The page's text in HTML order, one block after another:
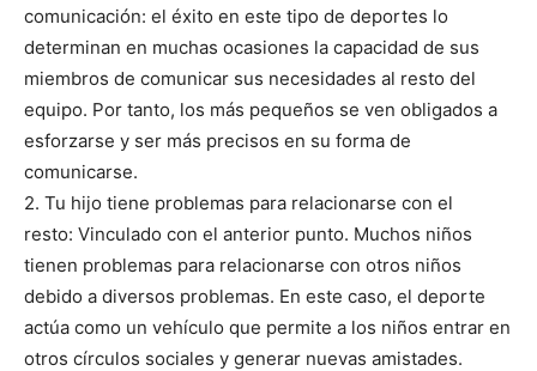
comunicación: el éxito en este tipo de deportes lo
determinan en muchas ocasiones la capacidad de sus
miembros de comunicar sus necesidades al resto del
equipo. Por tanto, los más pequeños se ven obligados a
esforzarse y ser más precisos en su forma de
comunicarse.
2. Tu hijo tiene problemas para relacionarse con el
resto: Vinculado con el anterior punto. Muchos niños
tienen problemas para relacionarse con otros niños
debido a diversos problemas. En este caso, el deporte
actúa como un vehículo que permite a los niños entrar en
otros círculos sociales y generar nuevas amistades.